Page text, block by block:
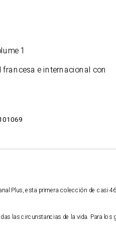
1
francesa e internacional con
Plus, esta primera colección de casi
las circunstancias de la vida. Para